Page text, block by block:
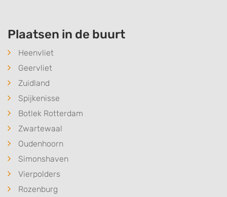
Plaatsen in de buurt
Heenvliet
Geervliet
Zuidland
Spijkenisse
Botlek Rotterdam
Zwartewaal
Oudenhoorn
Simonshaven
Vierpolders
Rozenburg